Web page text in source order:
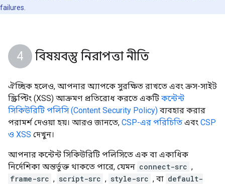
failures.
বিষয়বস্তু নিরাপত্তা নীতি
ঐচ্ছিক হলেও, আপনার অ্যাপকে সুরক্ষিত রাখতে এবং ক্রস-সাইট
স্ক্রিপ্টিং (XSS) আক্রমণ প্রতিরোধ করতে একটি কন্টেন্ট
সিকিউরিটি পলিসি (Content Security Policy) ব্যবহার করার
পরামর্শ দেওয়া হয়। আরও জানতে, CSP-এর পরিচিতি এবং CSP
ও XSS দেখুন।
আপনার কন্টেন্ট সিকিউরিটি পলিসিতে এক বা একাধিক
নির্দেশিকা অন্তর্ভুক্ত থাকতে পারে, যেমন connect-src ,
frame-src , script-src , style-src , বা default-